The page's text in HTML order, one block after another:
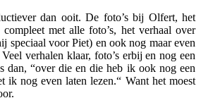
dan ooit. De foto’s bij Olfert, het
met alle foto’s, het verhaal over
speciaal voor Piet) en ook nog maar even
verhalen klaar, foto’s erbij en nog een
dan, “over die en die heb ik ook nog een
ik nog even laten lezen.“ Want het moest